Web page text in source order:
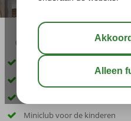
03:30
Direct aan het strand
Zwembad met glijbanen
Miniclub voor de kinderen